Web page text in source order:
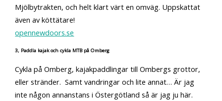
Mjölbytrakten, och helt klart värt en omväg. Uppskattat
även av köttätare!
opennewdoors.se
3, Paddla kajak och cykla MTB på Omberg
Cykla på Omberg, kajakpaddlingar till Ombergs grottor,
eller stränder. Samt vandringar och lite annat… Är jag
inte någon annanstans i Östergötland så är jag ju här.